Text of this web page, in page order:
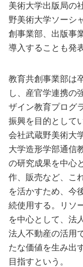
美術⼤学出版局の
野美術⼤学ソーシ
創事業部、出版事
導⼊することも発
教育共創事業部は
し、産官学連携の
ザイン教育プログ
振興を目的として
会社武蔵野美術⼤
⼤学造形学部通信
の研究成果を中⼼
作、販売など、こ
を活かすため、今
続使⽤する。リソ
を中⼼として、法
法⼈不動産の活⽤
たな価値を⽣み出
⽬指すという。